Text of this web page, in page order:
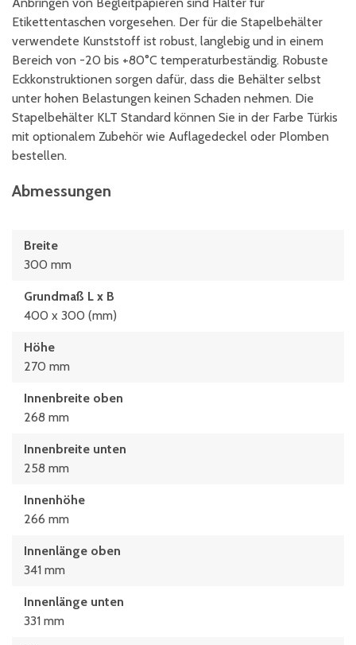
Etikettentaschen vorgesehen. Der für die Stapelbehälter
verwendete Kunststoff ist robust, langlebig und in einem
Bereich von -20 bis +80°C temperaturbeständig. Robuste
Eckkonstruktionen sorgen dafür, dass die Behälter selbst
unter hohen Belastungen keinen Schaden nehmen. Die
Stapelbehälter KLT Standard können Sie in der Farbe Türkis
mit optionalem Zubehör wie Auflagedeckel oder Plomben
bestellen.
Abmessungen
Breite
300 mm
Grundmaß L x B
400 x 300 (mm)
Höhe
270 mm
Innenbreite oben
268 mm
Innenbreite unten
258 mm
Innenhöhe
266 mm
Innenlänge oben
341 mm
Innenlänge unten
331 mm